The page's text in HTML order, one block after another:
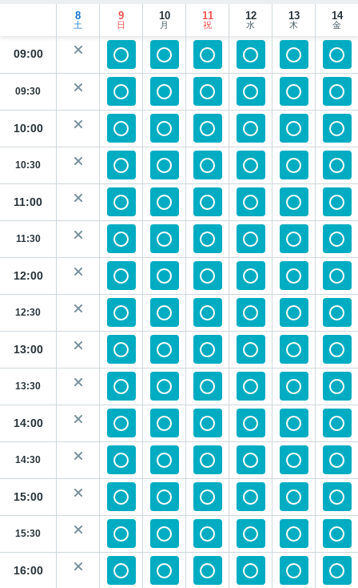
8
土
9
日
10
月
11
祝
12
水
13
木
14
金
09:00
09:30
10:00
10:30
11:00
11:30
12:00
12:30
13:00
13:30
14:00
14:30
15:00
15:30
16:00